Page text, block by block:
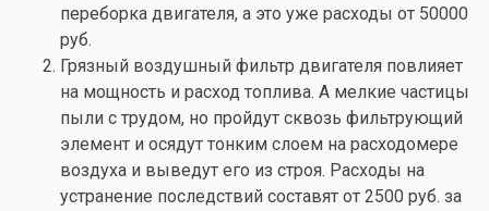
переборка двигателя, а это уже расходы от 50000
руб.
Грязный воздушный фильтр двигателя повлияет
на мощность и расход топлива. А мелкие частицы
пыли с трудом, но пройдут сквозь фильтрующий
элемент и осядут тонким слоем на расходомере
воздуха и выведут его из строя. Расходы на
устранение последствий составят от 2500 руб. за